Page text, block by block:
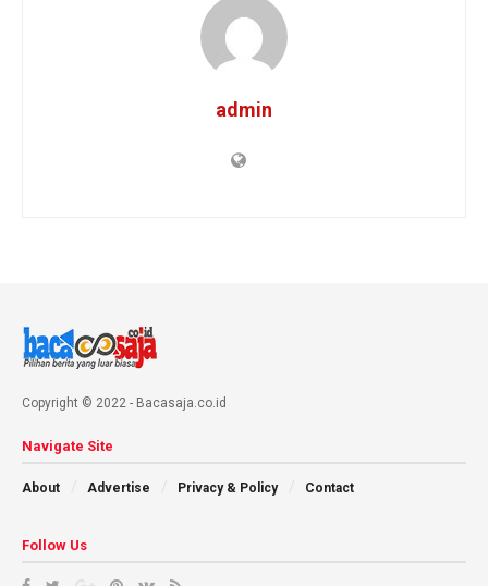
admin
Copyright © 2022 - Bacasaja.co.id
Navigate Site
About Advertise Privacy & Policy Contact
Follow Us